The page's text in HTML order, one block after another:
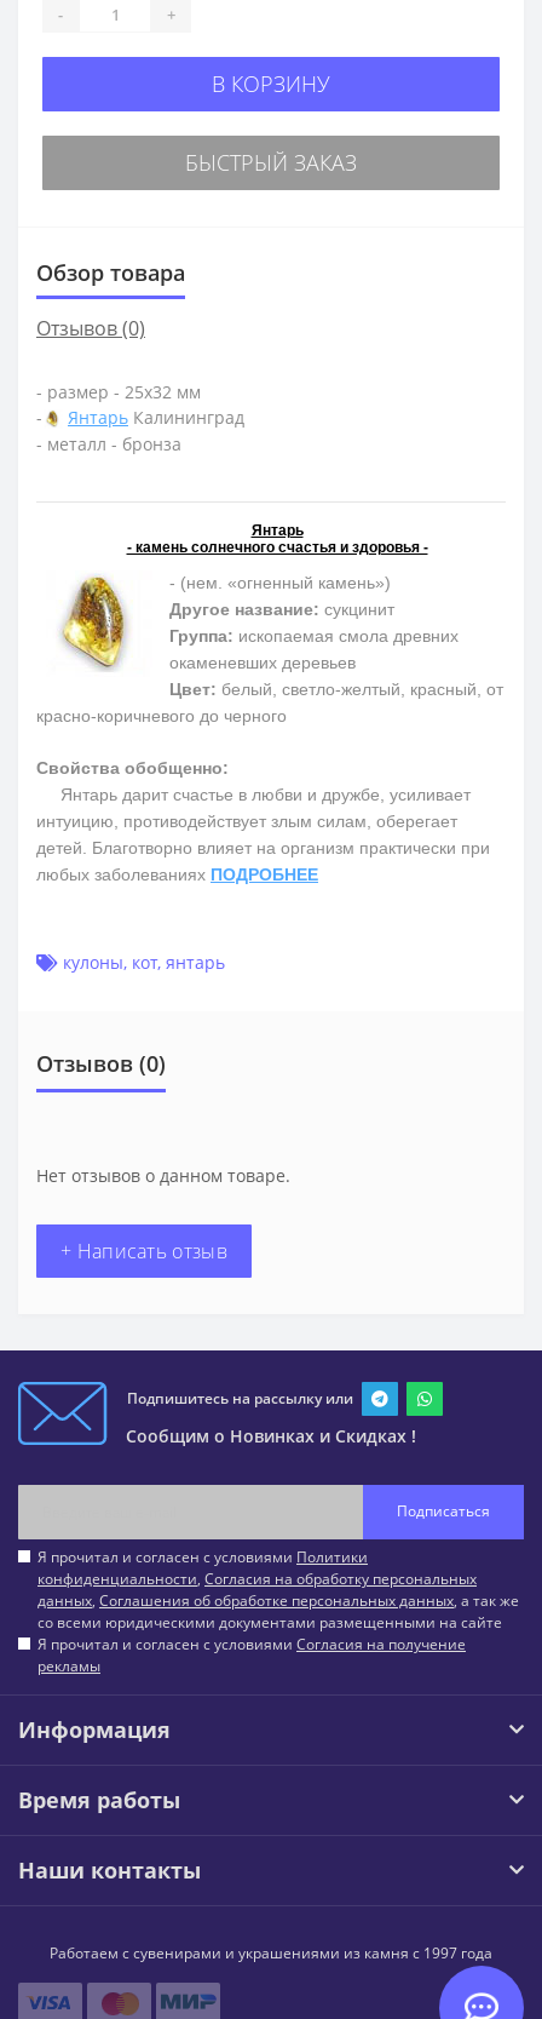
- +
В КОРЗИНУ
БЫСТРЫЙ ЗАКАЗ
Обзор товара
Отзывов (0)
- размер - 25х32 мм
-
Янтарь Калининград
- металл - бронза
Янтарь
- камень солнечного счастья и здоровья -
- (нем. «огненный камень»)
Другое название: сукцинит
Группа: ископаемая смола древних
окаменевших деревьев
Цвет: белый, светло-желтый, красный, от
красно-коричневого до черного
Свойства обобщенно:
Янтарь дарит счастье в любви и дружбе, усиливает
интуицию, противодействует злым силам, оберегает
детей. Благотворно влияет на организм практически при
любых заболеваниях ПОДРОБНЕЕ
кулоны, кот, янтарь
Отзывов (0)
Нет отзывов о данном товаре.
+ Написать отзыв
Подпишитесь на рассылку или
Сообщим о Новинках и Скидках !
Подписаться
Я прочитал и согласен с условиями Политики
конфиденциальности, Согласия на обработку персональных
данных, Соглашения об обработке персональных данных, а так же
со всеми юридическими документами размещенными на сайте
Я прочитал и согласен с условиями Согласия на получение
рекламы
Информация
Время работы
Наши контакты
Работаем с сувенирами и украшениями из камня с 1997 года